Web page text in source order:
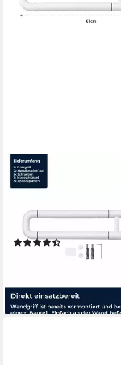
FLEXILIFE
Haltegriff Klappbarer
Stützgriff zur
(2)
lieferbar - in 3-4